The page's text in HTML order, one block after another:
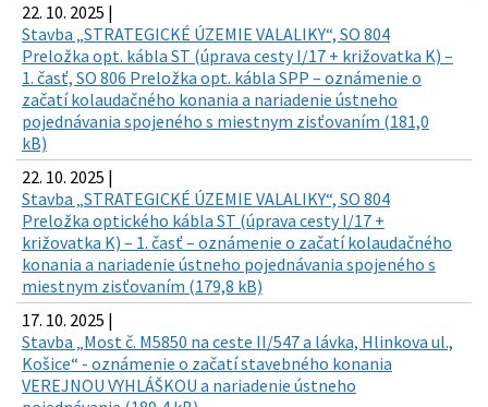
22. 10. 2025 |
Stavba „STRATEGICKÉ ÚZEMIE VALALIKY“, SO 804
Preložka opt. kábla ST (úprava cesty I/17 + križovatka K) –
1. časť, SO 806 Preložka opt. kábla SPP – oznámenie o
začatí kolaudačného konania a nariadenie ústneho
pojednávania spojeného s miestnym zisťovaním (181,0
kB)
22. 10. 2025 |
Stavba „STRATEGICKÉ ÚZEMIE VALALIKY“, SO 804
Preložka optického kábla ST (úprava cesty I/17 +
križovatka K) – 1. časť – oznámenie o začatí kolaudačného
konania a nariadenie ústneho pojednávania spojeného s
miestnym zisťovaním (179,8 kB)
17. 10. 2025 |
Stavba „Most č. M5850 na ceste II/547 a lávka, Hlinkova ul.,
Košice“ - oznámenie o začatí stavebného konania
VEREJNOU VYHLÁŠKOU a nariadenie ústneho